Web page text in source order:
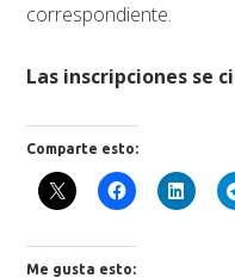
correspondiente.
Las inscripciones se
Comparte esto:
Me gusta esto: